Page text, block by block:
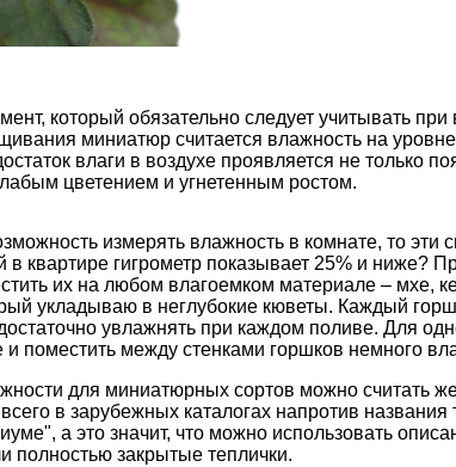
который обязательно следует учитывать
миниатюр считается влажность на
влаги в воздухе проявляется не только
цветением и угнетенным ростом.
измерять влажность в комнате, то эти
в квартире гигрометр показывает 25% и ниже?
их на любом влагоемком материале – мхе,
укладываю в неглубокие кюветы. Каждый
увлажнять при каждом поливе. Для
поместить между стенками горшков немного
для миниатюрных сортов можно считать
в зарубежных каталогах напротив названия
а это значит, что можно использовать
полностью закрытые теплички.